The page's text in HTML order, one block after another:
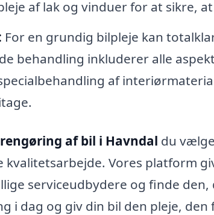
af lak og vinduer for at sikre,
For en grundig bilpleje kan
behandling inkluderer alle
af
rengøring af bil i Havndal du
kvalitetsarbejde. Vores platform
serviceudbydere og finde
i dag og giv din bil den pleje, den